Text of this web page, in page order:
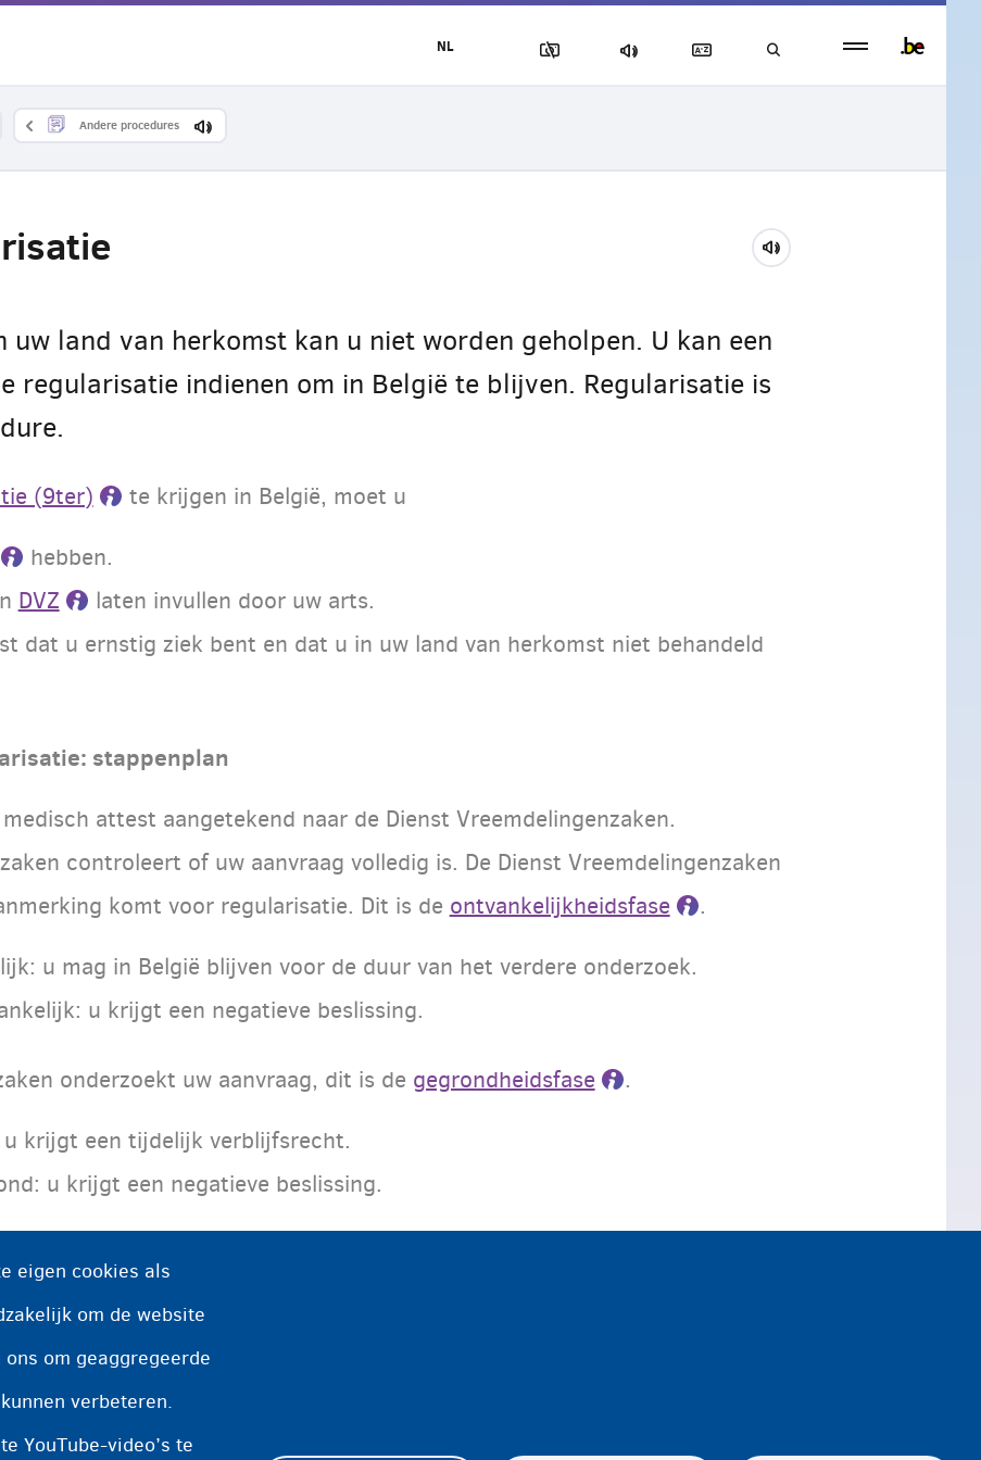
Andere procedures
uw land van herkomst kan u niet worden geholpen. U kan een
regularisatie indienen om in België te blijven. Regularisatie is
(9ter)
te krijgen in België, moet u
hebben.
DVZ
laten invullen door uw arts.
dat u ernstig ziek bent en dat u in uw land van herkomst niet behandeld
stappenplan
attest aangetekend naar de Dienst Vreemdelingenzaken.
controleert of uw aanvraag volledig is. De Dienst Vreemdelingenzaken
komt voor regularisatie. Dit is de ontvankelijkheidsfase
.
u mag in België blijven voor de duur van het verdere onderzoek.
u krijgt een negatieve beslissing.
onderzoekt uw aanvraag, dit is de gegrondheidsfase
.
u krijgt een tijdelijk verblijfsrecht.
u krijgt een negatieve beslissing.
bescherming in een opvangcentrum of een woning van het
aanvraag tot medische regularisatie (9ter), dan kan dit invloed hebben op
eigen cookies als
om de website
om geaggregeerde
verbeteren.
YouTube-video’s te
NL
footer